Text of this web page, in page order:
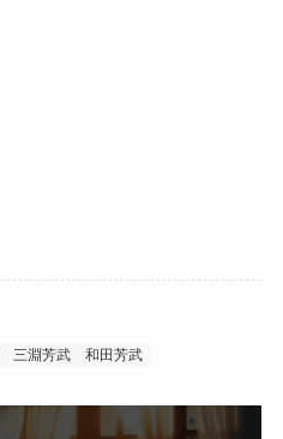
三淵芳武 和田芳武